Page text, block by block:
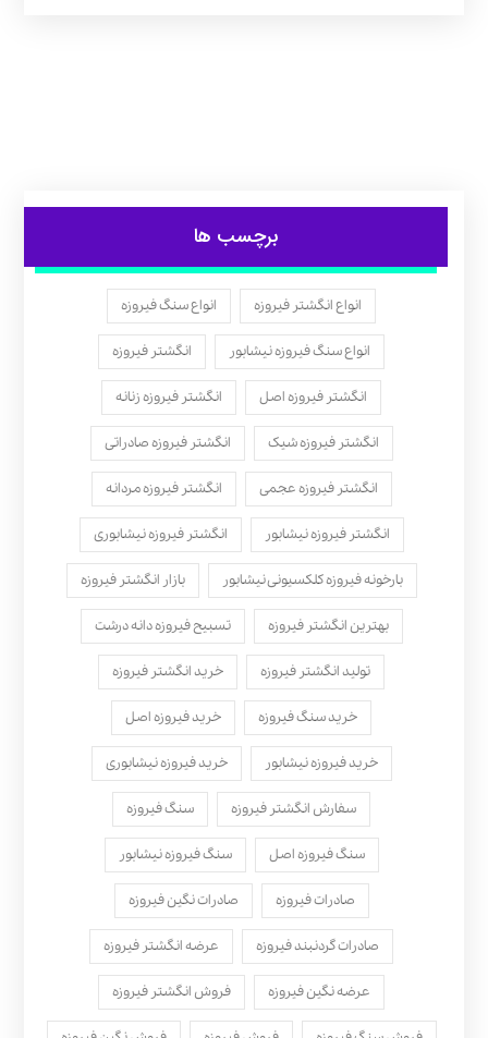
برچسب ها
انواع انگشتر فیروزه انواع سنگ فیروزه
انواع سنگ فیروزه نیشابور انگشتر فیروزه
انگشتر فیروزه اصل انگشتر فیروزه زنانه
انگشتر فیروزه شیک انگشتر فیروزه صادراتی
انگشتر فیروزه عجمی انگشتر فیروزه مردانه
انگشتر فیروزه نیشابور انگشتر فیروزه نیشابوری
بارخونه فیروزه کلکسیونی نیشابور بازار انگشتر فیروزه
بهترین انگشتر فیروزه تسبیح فیروزه دانه درشت
تولید انگشتر فیروزه خرید انگشتر فیروزه
خرید سنگ فیروزه خرید فیروزه اصل
خرید فیروزه نیشابور خرید فیروزه نیشابوری
سفارش انگشتر فیروزه سنگ فیروزه
سنگ فیروزه اصل سنگ فیروزه نیشابور
صادرات فیروزه صادرات نگین فیروزه
صادرات گردنبند فیروزه عرضه انگشتر فیروزه
عرضه نگین فیروزه فروش انگشتر فیروزه